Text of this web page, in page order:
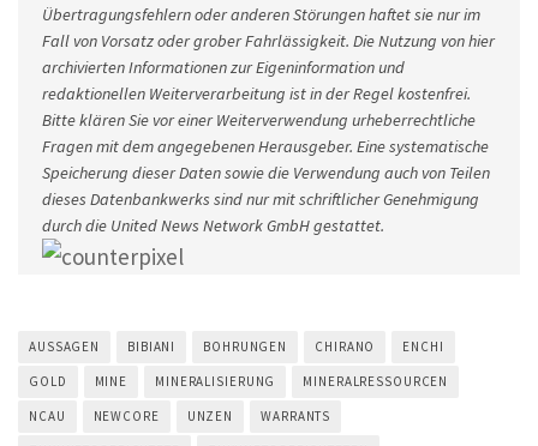
Übertragungsfehlern oder anderen Störungen haftet sie nur im
Fall von Vorsatz oder grober Fahrlässigkeit. Die Nutzung von hier
archivierten Informationen zur Eigeninformation und
redaktionellen Weiterverarbeitung ist in der Regel kostenfrei.
Bitte klären Sie vor einer Weiterverwendung urheberrechtliche
Fragen mit dem angegebenen Herausgeber. Eine systematische
Speicherung dieser Daten sowie die Verwendung auch von Teilen
dieses Datenbankwerks sind nur mit schriftlicher Genehmigung
durch die United News Network GmbH gestattet.
AUSSAGEN BIBIANI BOHRUNGEN CHIRANO ENCHI
GOLD MINE MINERALISIERUNG MINERALRESSOURCEN
NCAU NEWCORE UNZEN WARRANTS